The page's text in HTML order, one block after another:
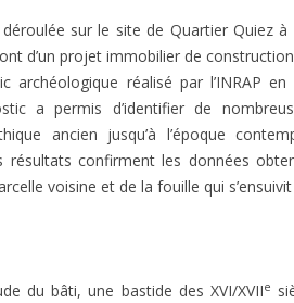
sur le site de Quartier Quiez à
d’un projet immobilier de
archéologique réalisé par l’INRAP
a permis d’identifier de
ancien jusqu’à l’époque
confirment les données
voisine et de la fouille qui
du bâti, une bastide des XVI/XVIIe